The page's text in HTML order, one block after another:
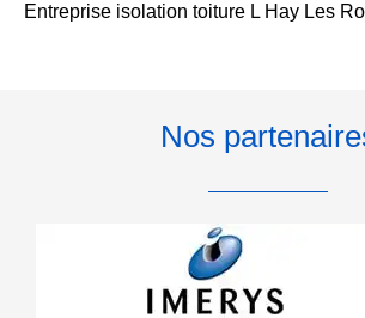
Entreprise isolation toiture L Hay Les
Nos